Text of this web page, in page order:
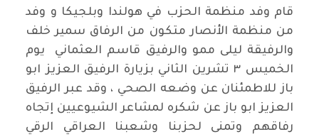
قام وفد منظمة الحزب في هولندا وبلجيكا و وفد
من منظمة الأنصار متكون من الرفاق سمير خلف
والرفيقة ليلى ممو والرفيق قاسم العثماني يوم
الخميس ٣ تشرين الثاني بزيارة الرفيق العزيز ابو
باز للاطمئنان عن وضعه الصحي ، وقد عبر الرفيق
العزيز ابو باز عن شكره لمشاعر الشيوعيين إتجاه
رفاقهم وتمنى لحزبنا وشعبنا العراقي الرقي